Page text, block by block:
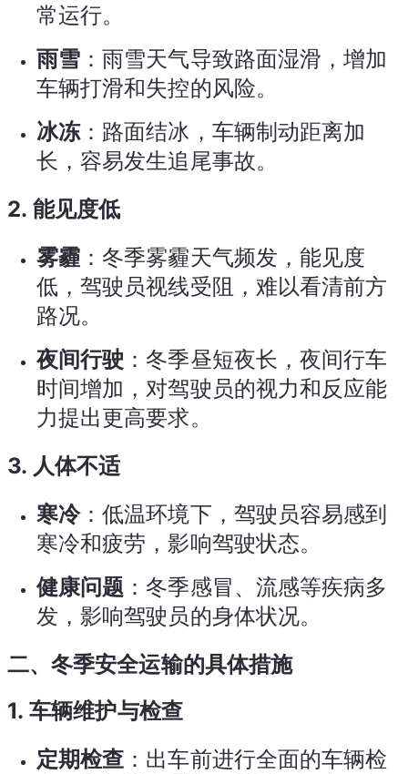
常运行。
雨雪 ：雨雪天气导致路面湿滑，增加
车辆打滑和失控的风险。
冰冻：路面结冰，车辆制动距离加
长，容易发生追尾事故。
2.能见度低
雾霾 ：冬季雾霾天气频发，能见度
低，驾驶员视线受阻，难以看清前方
路况。
夜间行驶 ：冬季昼短夜长，夜间行车
时间增加，对驾驶员的视力和反应能
力提出更高要求。
3. 人体不适
寒冷：低温环境下，驾驶员容易感到
寒冷和疲劳，影响驾驶状态。
健康问题 ：冬季感冒、流感等疾病多
发，影响驾驶员的身体状况。
二、冬季安全运输的具体措施
1.车辆维护与检查
定期检查 ：出车前进行全面的车辆检